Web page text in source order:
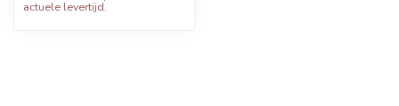
actuele levertijd.